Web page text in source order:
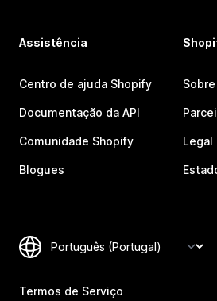
Assistência
Centro de ajuda Shopify
Documentação da API
Comunidade Shopify
Blogues
Legal
Termos de Serviço